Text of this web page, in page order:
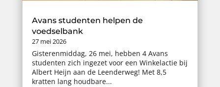
Avans studenten helpen de
voedselbank
27 mei 2026
Gisterenmiddag, 26 mei, hebben 4 Avans
studenten zich ingezet voor een Winkelactie bij
Albert Heijn aan de Leenderweg! Met 8,5
kratten lang houdbare...